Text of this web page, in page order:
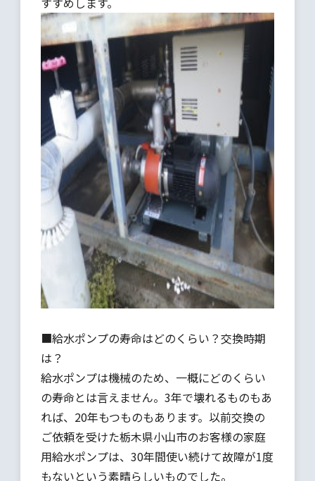
■給水ポンプの寿命はどのくらい？交換時期
は？
給水ポンプは機械のため、一概にどのくらい
の寿命とは言えません。3年で壊れるものもあ
れば、20年もつものもあります。以前交換の
ご依頼を受けた栃木県小山市のお客様の家庭
用給水ポンプは、30年間使い続けて故障が1度
もないという素晴らしいものでした。